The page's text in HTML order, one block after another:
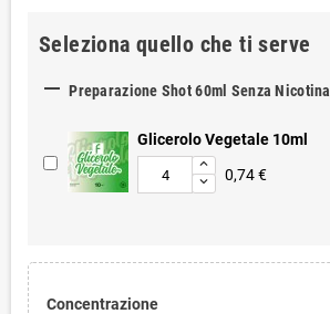
Seleziona quello che ti serve
 Preparazione Shot 60ml Senza Nicotina
Glicerolo Vegetale 10ml
0,74 €
Concentrazione